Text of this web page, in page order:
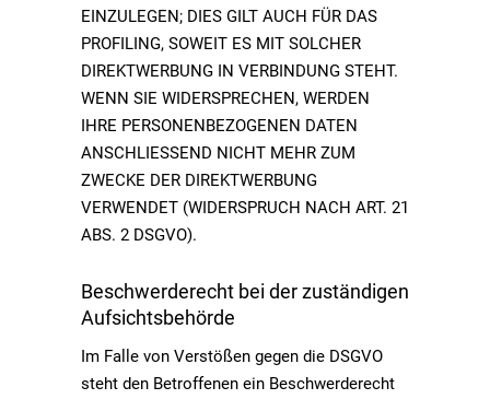
EINZULEGEN; DIES GILT AUCH FÜR DAS
PROFILING, SOWEIT ES MIT SOLCHER
DIREKTWERBUNG IN VERBINDUNG STEHT.
WENN SIE WIDERSPRECHEN, WERDEN
IHRE PERSONENBEZOGENEN DATEN
ANSCHLIESSEND NICHT MEHR ZUM
ZWECKE DER DIREKTWERBUNG
VERWENDET (WIDERSPRUCH NACH ART. 21
ABS. 2 DSGVO).
Beschwerde­recht bei der zuständigen
Aufsichts­behörde
Im Falle von Verstößen gegen die DSGVO
steht den Betroffenen ein Beschwerderecht